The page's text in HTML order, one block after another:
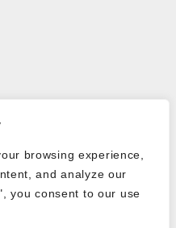
browsing experience,
and analyze our
you consent to our use